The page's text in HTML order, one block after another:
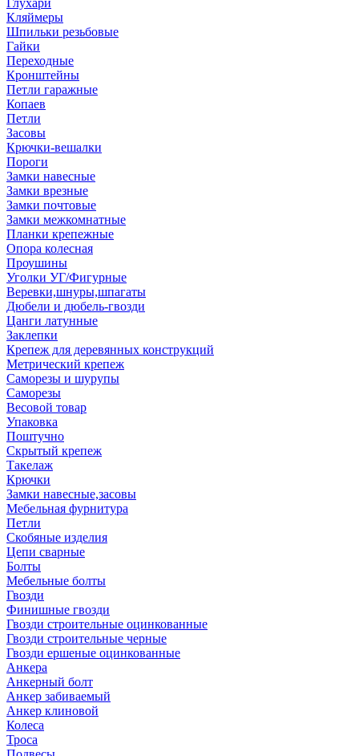
Глухари
Кляймеры
Шпильки резьбовые
Гайки
Переходные
Кронштейны
Петли гаражные
Копаев
Петли
Засовы
Крючки-вешалки
Пороги
Замки навесные
Замки врезные
Замки почтовые
Замки межкомнатные
Планки крепежные
Опора колесная
Проушины
Уголки УГ/Фигурные
Веревки,шнуры,шпагаты
Дюбели и дюбель-гвозди
Цанги латунные
Заклепки
Крепеж для деревянных конструкций
Метрический крепеж
Саморезы и шурупы
Саморезы
Весовой товар
Упаковка
Поштучно
Скрытый крепеж
Такелаж
Крючки
Замки навесные,засовы
Мебельная фурнитура
Петли
Скобяные изделия
Цепи сварные
Болты
Мебельные болты
Гвозди
Финишные гвозди
Гвозди строительные оцинкованные
Гвозди строительные черные
Гвозди ершеные оцинкованные
Анкера
Анкерный болт
Анкер забиваемый
Анкер клиновой
Колеса
Троса